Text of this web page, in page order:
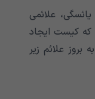
علائمی
که کیست ایجاد
علائم زیر